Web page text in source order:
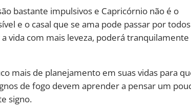
bastante impulsivos e Capricórnio não é o
e o casal que se ama pode passar por todos
vida com mais leveza, poderá tranquilamente
mais de planejamento em suas vidas para
de fogo devem aprender a pensar um
signo.